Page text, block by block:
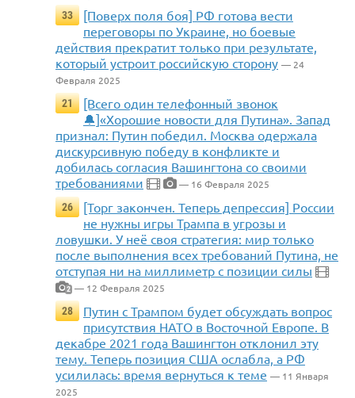
33
[Поверх поля боя] РФ готова вести
переговоры по Украине, но боевые
действия прекратит только при результате,
который устроит российскую сторону — 24
Февраля 2025
21
[Всего один телефонный звонок
🔔]«Хорошие новости для Путина». Запад
признал: Путин победил. Москва одержала
дискурсивную победу в конфликте и
добилась согласия Вашингтона со своими
требованиями
— 16 Февраля 2025
26
[Торг закончен. Теперь депрессия] России
не нужны игры Трампа в угрозы и
ловушки. У неё своя стратегия: мир только
после выполнения всех требований Путина, не
отступая ни на миллиметр с позиции силы
2 — 12 Февраля 2025
28
Путин с Трампом будет обсуждать вопрос
присутствия НАТО в Восточной Европе. В
декабре 2021 года Вашингтон отклонил эту
тему. Теперь позиция США ослабла, а РФ
усилилась: время вернуться к теме — 11 Января
2025